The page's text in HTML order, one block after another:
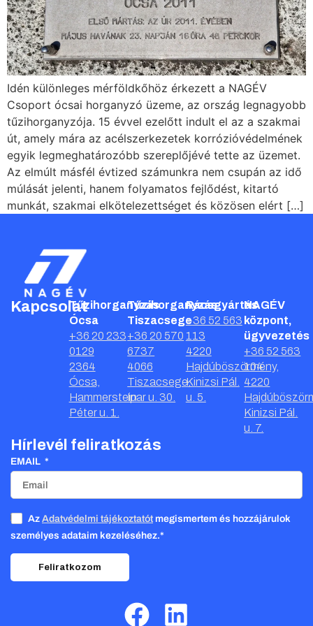
Idén különleges mérföldkőhöz érkezett a NAGÉV
Csoport ócsai horganyzó üzeme, az ország legnagyobb
tűzihorganyzója. 15 évvel ezelőtt indult el az a szakmai
út, amely mára az acélszerkezetek korrózióvédelmének
egyik legmeghatározóbb szereplőjévé tette az üzemet.
Az elmúlt másfél évtized számunkra nem csupán az idő
múlását jelenti, hanem folyamatos fejlődést, kitartó
munkát, szakmai elkötelezettséget és közösen elért […]
KapcsolatTűzihorganyzás
Ócsa
+36 20 233
0129
2364
Ócsa,
Hammerstein
Péter u. 1.
Tűzihorganyzás
Tiszacsege
+36 20 570
6737
4066
Tiszacsege,
Ipar u. 30.
Rácsgyártás
+36 52 563
113
4220
Hajdúböszörmény,
Kinizsi Pál.
u. 5.
NAGÉV
központ,
ügyvezetés
+36 52 563
104
4220
Kinizsi Pál.
u. 7.
Hírlevél feliratkozás
EMAIL
Az Adatvédelmi tájékoztatót megismertem és hozzájárulok
személyes adataim kezeléséhez.*
Feliratkozom